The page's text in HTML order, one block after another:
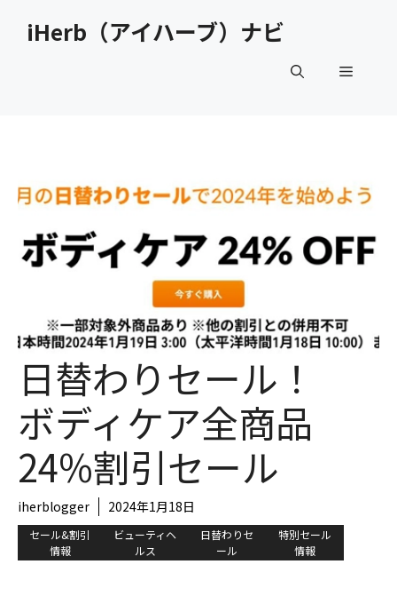
iHerb（アイハーブ）ナビ
メ
日替わりセール！
ボディケア全商品
24%割引セール
iherblogger 2024年1月18日
セール&割引
情報
ビューティヘ
ルス
日替わりセ
ール
特別セール
情報